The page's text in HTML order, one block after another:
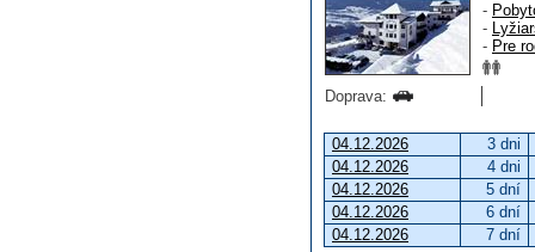
-
-
- Pre
Doprava:
04.12.2026
3 dni
04.12.2026
4 dni
04.12.2026
5 dní
04.12.2026
6 dní
04.12.2026
7 dní